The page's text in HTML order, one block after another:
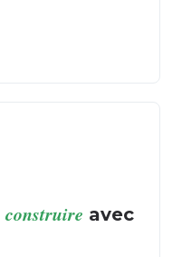
construire avec